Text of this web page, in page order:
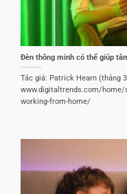
Đèn thông minh có thể giúp
Tác giả: Patrick Hearn (tháng
www.digitaltrends.com/home/
working-from-home/